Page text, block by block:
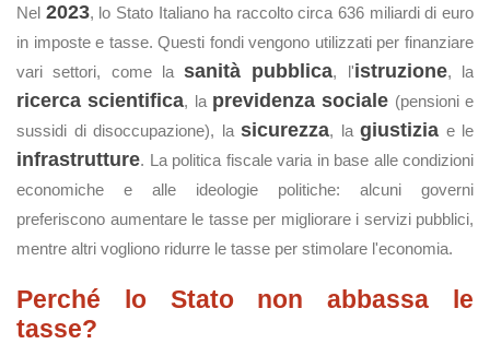
Nel 2023, lo Stato Italiano ha raccolto circa 636 miliardi di euro
in imposte e tasse. Questi fondi vengono utilizzati per finanziare
vari settori, come lasanità pubblica, l'istruzione, la
ricerca scientifica, la previdenza sociale (pensioni e
sussidi di disoccupazione), la sicurezza, la giustizia e le
infrastrutture. La politica fiscale varia in base alle condizioni
economiche e alle ideologie politiche: alcuni governi
preferiscono aumentare le tasse per migliorare i servizi pubblici,
mentre altri vogliono ridurre le tasse per stimolare l'economia.
Perché lo Stato non abbassa le
tasse?